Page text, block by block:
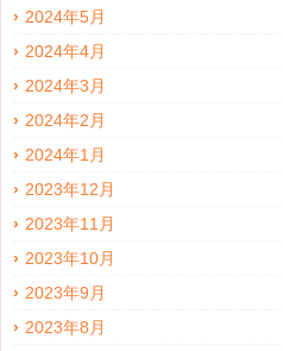
2024年5月
2024年4月
2024年3月
2024年2月
2024年1月
2023年12月
2023年11月
2023年10月
2023年9月
2023年8月